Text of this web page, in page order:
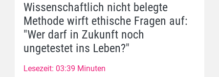
Wissenschaftlich nicht belegte
Methode wirft ethische Fragen auf:
"Wer darf in Zukunft noch
ungetestet ins Leben?"
Lesezeit: 03:39 Minuten